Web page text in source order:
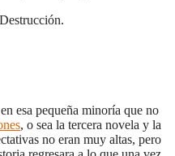
esa pequeña minoría que no
, o sea la tercera novela y la
no eran muy altas, pero